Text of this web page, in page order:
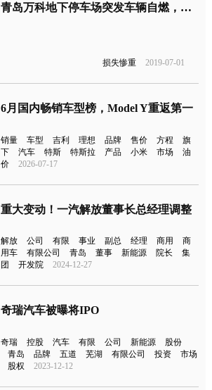
青岛万科地下停车场突发车辆自燃，殃及40多辆汽车损失惨重
损失惨重 2019-07-01
6月国内畅销车型榜，Model Y重返第一
销量 车型 吉利 理想 品牌 售价 方程
旗
下
汽车 特斯 特斯拉 产品 小米 市场
油
价
2026-07-17
重大变动！一汽解放董事长总经理调整
解放 公司 有限 事业 副总 经理 商用
商
用车
有限公司 青岛 董事 新能源 院长
集
团
开发院 2024-12-27
奇瑞汽车被曝将IPO
奇瑞 控股 汽车 有限 公司 新能源
股份
青岛
品牌 五道 芜湖 有限公司 投资
市场
股权
2023-12-12